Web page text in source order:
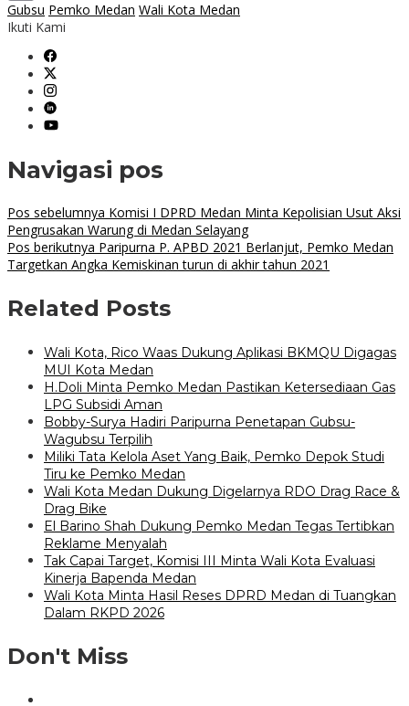
Copy
Gubsu Pemko Medan Wali Kota Medan
Ikuti Kami
Navigasi pos
Pos sebelumnya Komisi I DPRD Medan Minta Kepolisian Usut Aksi
Pengrusakan Warung di Medan Selayang
Pos berikutnya Paripurna P. APBD 2021 Berlanjut, Pemko Medan
Targetkan Angka Kemiskinan turun di akhir tahun 2021
Related Posts
Wali Kota, Rico Waas Dukung Aplikasi BKMQU Digagas
MUI Kota Medan
H.Doli Minta Pemko Medan Pastikan Ketersediaan Gas
LPG Subsidi Aman
Bobby-Surya Hadiri Paripurna Penetapan Gubsu-
Wagubsu Terpilih
Miliki Tata Kelola Aset Yang Baik, Pemko Depok Studi
Tiru ke Pemko Medan
Wali Kota Medan Dukung Digelarnya RDO Drag Race &
Drag Bike
El Barino Shah Dukung Pemko Medan Tegas Tertibkan
Reklame Menyalah
Tak Capai Target, Komisi III Minta Wali Kota Evaluasi
Kinerja Bapenda Medan
Wali Kota Minta Hasil Reses DPRD Medan di Tuangkan
Dalam RKPD 2026
Don't Miss